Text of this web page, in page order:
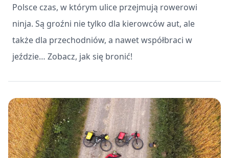
Polsce czas, w którym ulice przejmują rowerowi
ninja. Są groźni nie tylko dla kierowców aut, ale
także dla przechodniów, a nawet współbraci w
jeździe… Zobacz, jak się bronić!